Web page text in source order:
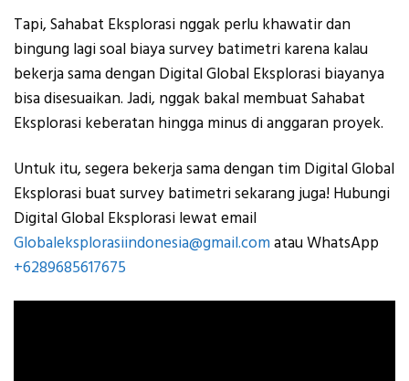
Tapi, Sahabat Eksplorasi nggak perlu khawatir dan
bingung lagi soal biaya survey batimetri karena kalau
bekerja sama dengan Digital Global Eksplorasi biayanya
bisa disesuaikan. Jadi, nggak bakal membuat Sahabat
Eksplorasi keberatan hingga minus di anggaran proyek.
Untuk itu, segera bekerja sama dengan tim Digital Global
Eksplorasi buat survey batimetri sekarang juga! Hubungi
Digital Global Eksplorasi lewat email
Globaleksplorasiindonesia@gmail.comatau WhatsApp
+6289685617675